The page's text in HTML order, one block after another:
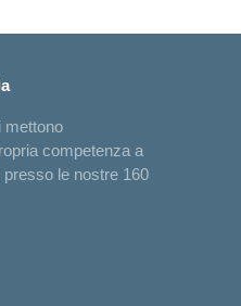
mettono
competenza a
le nostre 160